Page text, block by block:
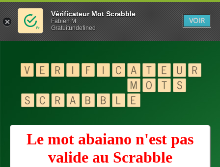
Le mot abaiano n'est pas
valide au Scrabble
Vérificateur Mot Scrabble
Fabien M
Gratuitundefined
VOIR